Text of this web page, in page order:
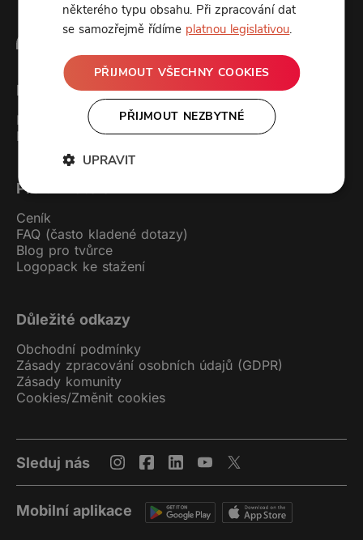
Forendors
Kontakt
Podcast studio
Pro uživatele
Ceník
FAQ (často kladené dotazy)
Blog pro tvůrce
Logopack ke stažení
Důležité odkazy
Obchodní podmínky
Zásady zpracování osobních údajů (GDPR)
Zásady komunity
Cookies/Změnit cookies
Sleduj nás
Mobilní aplikace
některého typu obsahu. Při zpracování dat
se samozřejmě řídíme platnou legislativou.
PŘIJMOUT VŠECHNY COOKIES
PŘIJMOUT NEZBYTNÉ
UPRAVIT